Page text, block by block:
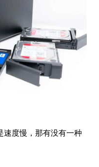
速度慢，那有没有一种